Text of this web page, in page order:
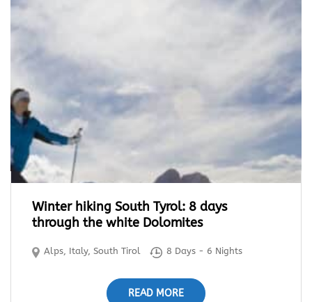
Winter hiking South Tyrol: 8 days
through the white Dolomites
Alps, Italy,South Tirol 8 Days - 6 Nights
READ MORE